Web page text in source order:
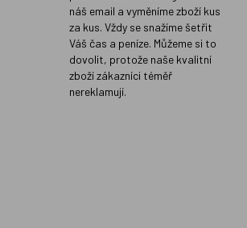
náš email a vyměníme zboží kus
za kus. Vždy se snažíme šetřit
Váš čas a peníze. Můžeme si to
dovolit, protože naše kvalitní
zboží zákazníci téměř
nereklamují.